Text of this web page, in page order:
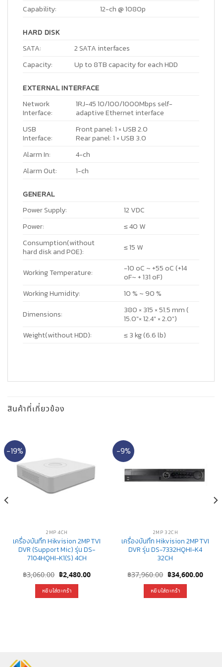
Capability:
12-ch @ 1080p
HARD DISK
SATA:
2 SATA interfaces
Capacity:
Up to 8TB capacity for each HDD
EXTERNAL INTERFACE
Network
Interface:
1RJ-45 10/100/1000Mbps self-
adaptive Ethernet interface
USB
Interface:
Front panel: 1 × USB 2.0
Rear panel: 1 × USB 3.0
Alarm In:
4-ch
Alarm Out:
1-ch
GENERAL
Power Supply:
12 VDC
Power:
≤ 40 W
Consumption(without
hard disk and POE):
≤ 15 W
Working Temperature:
-10 oC ~ +55 oC (+14
oF~ + 131 oF)
Working Humidity:
10 % ~ 90 %
Dimensions:
380 × 315 × 51.5 mm (
15.0″× 12.4″ × 2.0″)
Weight(without HDD):
≤ 3 kg (6.6 lb)
สินค้าที่เกี่ยวข้อง
-19%
2MP 4CH
เครื่องบันทึก Hikvision 2MP TVI
DVR (Support Mic) รุ่น DS-
7104HQHI-K1(S) 4CH
฿3,060.00 Original
price
was:
฿3,060.00.
฿2,480.00Current
หยิบใส่ตะกร้า
-9%
2MP 32CH
เครื่องบันทึก Hikvision 2MP TVI
DVR รุ่น DS-7332HQHI-K4
32CH
฿37,960.00 Original
price
was:
฿37,960.00.
฿34,600.00
หยิบใส่ตะกร้า